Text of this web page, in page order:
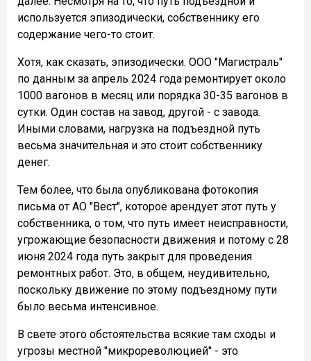
используется эпизодически, собственнику его
содержание чего-то стоит.
Хотя, как сказать, эпизодически. ООО "Магистраль"
по данным за апрель 2024 года ремонтирует около
1000 вагонов в месяц или порядка 30-35 вагонов в
сутки. Один состав на завод, другой - с завода.
Иными словами, нагрузка на подъездной путь
весьма значительная и это стоит собственнику
денег.
Тем более, что была опубликована фотокопия
письма от АО "Вест", которое арендует этот путь у
собственника, о том, что путь имеет неисправности,
угрожающие безопасности движения и потому с 28
июня 2024 года путь закрыт для проведения
ремонтных работ. Это, в общем, неудивительно,
поскольку движение по этому подъездному пути
было весьма интенсивное.
В свете этого обстоятельства всякие там сходы и
угрозы местной "микрореволюцией" - это